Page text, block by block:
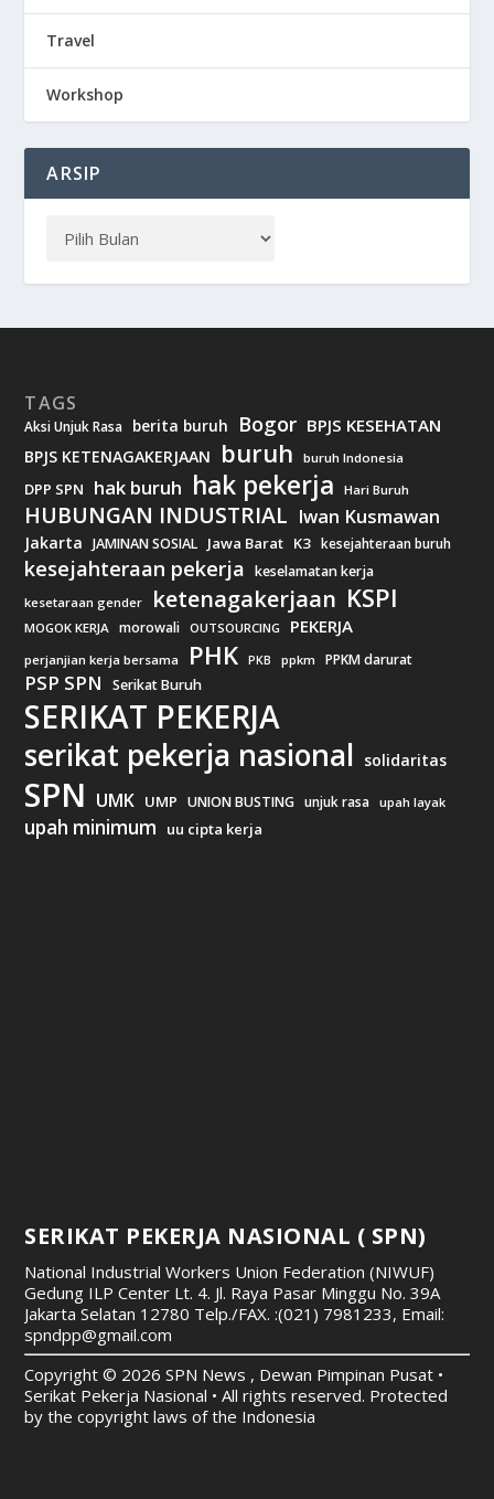
Travel
Workshop
ARSIP
TAGS
Aksi Unjuk Rasa berita buruh Bogor BPJS KESEHATAN
BPJS KETENAGAKERJAAN buruh buruh Indonesia
DPP SPN hak buruh hak pekerja Hari Buruh
HUBUNGAN INDUSTRIAL Iwan Kusmawan
Jakarta JAMINAN SOSIAL Jawa Barat K3 kesejahteraan buruh
kesejahteraan pekerja keselamatan kerja
kesetaraan gender ketenagakerjaan KSPI
MOGOK KERJA morowali OUTSOURCING PEKERJA
perjanjian kerja bersama PHK PKB ppkm PPKM darurat
PSP SPN Serikat Buruh
SERIKAT PEKERJA
serikat pekerja nasional solidaritas
SPN UMK UMP UNION BUSTING unjuk rasa upah layak
upah minimum uu cipta kerja
SERIKAT PEKERJA NASIONAL ( SPN)
National Industrial Workers Union Federation (NIWUF)
Gedung ILP Center Lt. 4. Jl. Raya Pasar Minggu No. 39A
Jakarta Selatan 12780 Telp./FAX. :(021) 7981233, Email:
spndpp@gmail.com
Copyright © 2026 SPN News , Dewan Pimpinan Pusat •
Serikat Pekerja Nasional • All rights reserved. Protected
by the copyright laws of the Indonesia